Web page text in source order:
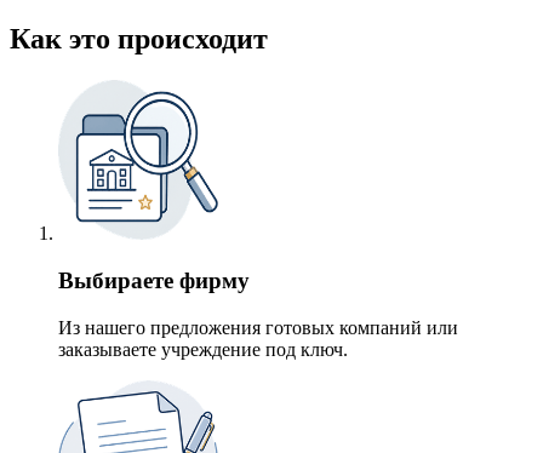
Как это происходит
Выбираете фирму
Из нашего предложения готовых компаний или
заказываете учреждение под ключ.